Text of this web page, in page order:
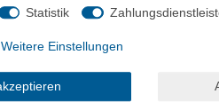
Statistik
Weitere Einstellungen